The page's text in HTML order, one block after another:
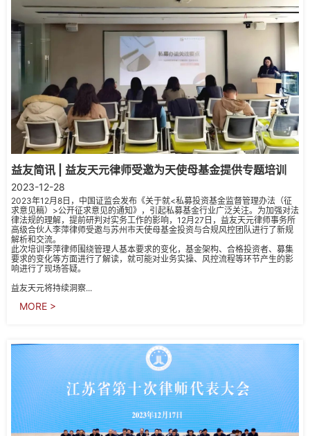
益友简讯 | 益友天元律师受邀为天使母基金提供专题培训
2023-12-28
2023年12月8日，中国证监会发布《关于就<私募投资基金监督管理办法（征
求意见稿）>公开征求意见的通知》，引起私募基金行业广泛关注。为加强对法
律法规的理解，提前研判对实务工作的影响，12月27日，益友天元律师事务所
高级合伙人李萍律师受邀与苏州市天使母基金投资与合规风控团队进行了新规
解析和交流。
此次培训李萍律师围绕管理人基本要求的变化，基金架构、合格投资者、募集
要求的变化等方面进行了解读，就可能对业务实操、风控流程等环节产生的影
响进行了现场答疑。
益友天元将持续洞察...
MORE >